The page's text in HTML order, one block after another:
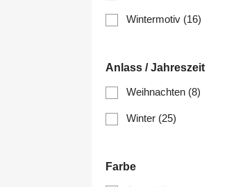
Wintermotiv (16)
Anlass / Jahreszeit
Weihnachten (8)
Winter (25)
Farbe